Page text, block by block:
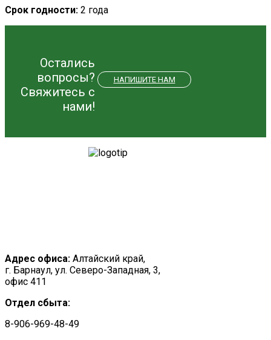
Срок годности: 2 года
Остались
вопросы?
Свяжитесь с
нами!
НАПИШИТЕ НАМ
Адрес офиса: Алтайский край,
г. Барнаул, ул. Северо-Западная, 3,
офис 411
Отдел сбыта:
8-906-969-48-49